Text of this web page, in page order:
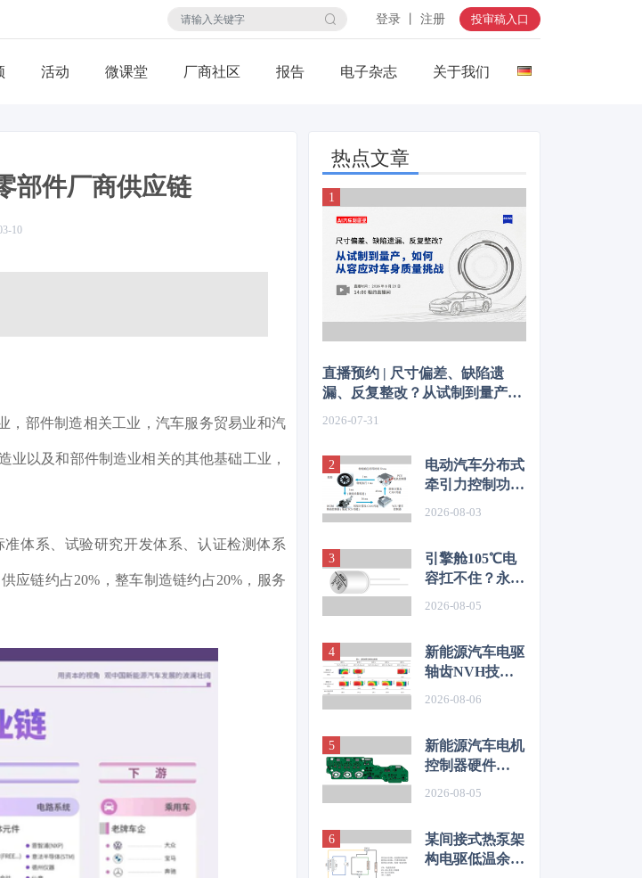
登录 丨 注册 投审稿入口
活动 微课堂 厂商社区 报告 电子杂志 关于我们
部件厂商供应链
10
，部件制造相关工业，汽车服务贸易业和汽
以及和部件制造业相关的其他基础工业，
体系、试验研究开发体系、认证检测体系
应链约占20%，整车制造链约占20%，服务
热点文章
直播预约 | 尺寸偏差、缺陷遗
漏、反复整改？从试制到量产，
2026-07-31
电动汽车分布式
牵引力控制功能
2026-08-03
引擎舱105℃电
容扛不住？永铭
扇高温振动失效
难题
2026-08-05
新能源汽车电驱
轴齿NVH技术
2026-08-06
新能源汽车电机
控制器硬件
2026-08-05
某间接式热泵架
构电驱低温余热